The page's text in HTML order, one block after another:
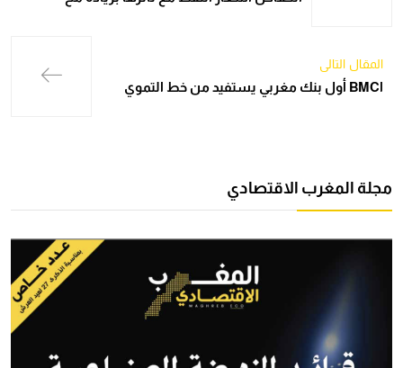
المقال التالي
اBMC أول بنك مغربي يستفيد من خط التموي
مجلة المغرب الاقتصادي